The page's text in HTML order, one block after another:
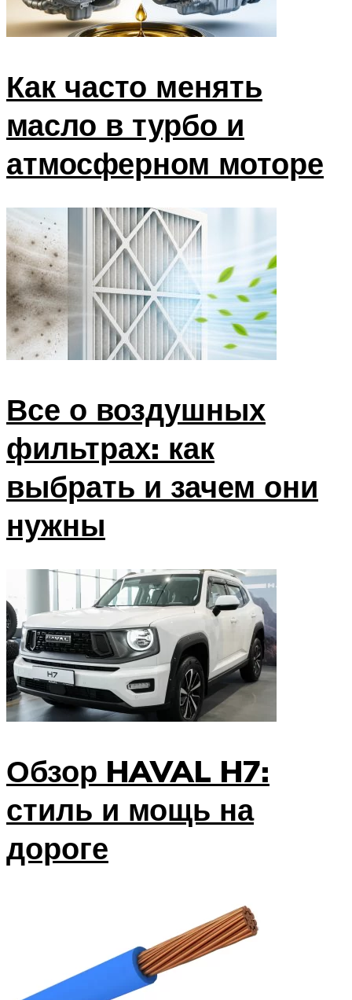
Как часто менять
масло в турбо и
атмосферном моторе
Все о воздушных
фильтрах: как
выбрать и зачем они
нужны
Обзор HAVAL H7:
стиль и мощь на
дороге